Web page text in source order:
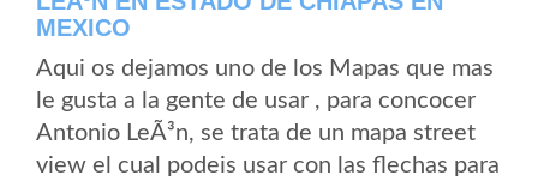
MEXICO
Aqui os dejamos uno de los Mapas que mas
le gusta a la gente de usar , para concocer
Antonio LeÃ³n, se trata de un mapa street
view el cual podeis usar con las flechas para